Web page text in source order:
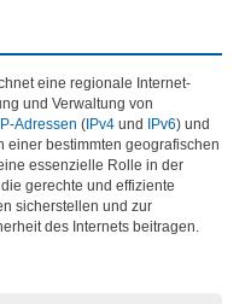
eine regionale Internet-
und Verwaltung von
IP-Adressen ( IPv4 und IPv6) und
einer bestimmten geografischen
essenzielle Rolle in der
gerechte und effiziente
sicherstellen und zur
des Internets beitragen.